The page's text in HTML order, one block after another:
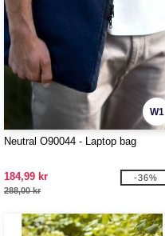
W1
Neutral O90044 - Laptop bag
184,99 kr
288,00 kr
-36%